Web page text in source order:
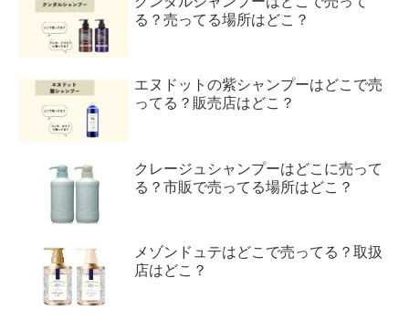
る？売ってる場所はどこ？
エヌドットの紫シャンプーはどこで売
ってる？販売店はどこ？
クレージュシャンプーはどこに売って
る？市販で売ってる場所はどこ？
メゾンドュテはどこで売ってる？取扱
店はどこ？